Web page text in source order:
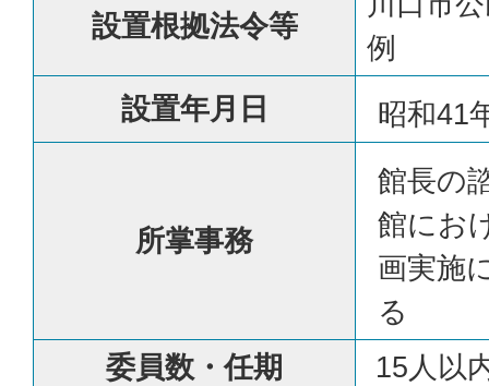
設置根拠法令等
例
設置年月日
昭和41
所掌事務
館長の
館にお
画実施
る
委員数・任期
15人以